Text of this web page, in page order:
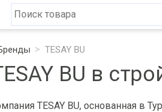
TESAY BU
BU в
TESAY BU, основанная в